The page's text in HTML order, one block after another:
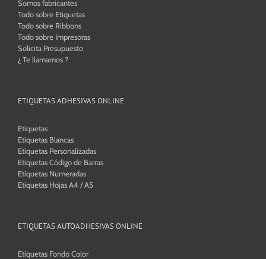
Somos fabricantes
Todo sobre Etiquetas
Todo sobre Ribbons
Todo sobre Impresoras
Solicita Presupuesto
¿ Te llamamos ?
ETIQUETAS ADHESIVAS ONLINE
Etiquetas
Etiquetas Blancas
Etiquetas Personalizadas
Etiquetas Código de Barras
Etiquetas Numeradas
Etiquetas Hojas A4 / A5
ETIQUETAS AUTOADHESIVAS ONLINE
Etiquetas Fondo Color